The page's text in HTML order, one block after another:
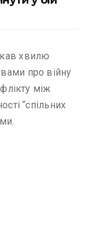
хвилю
про війну
між
“спільних